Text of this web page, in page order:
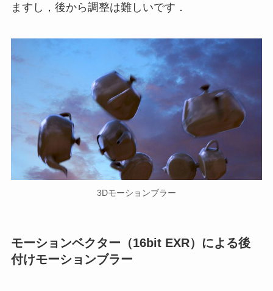
ますし，後から調整は難しいです．
3Dモーションブラー
モーションベクター（16bit EXR）による後
付けモーションブラー